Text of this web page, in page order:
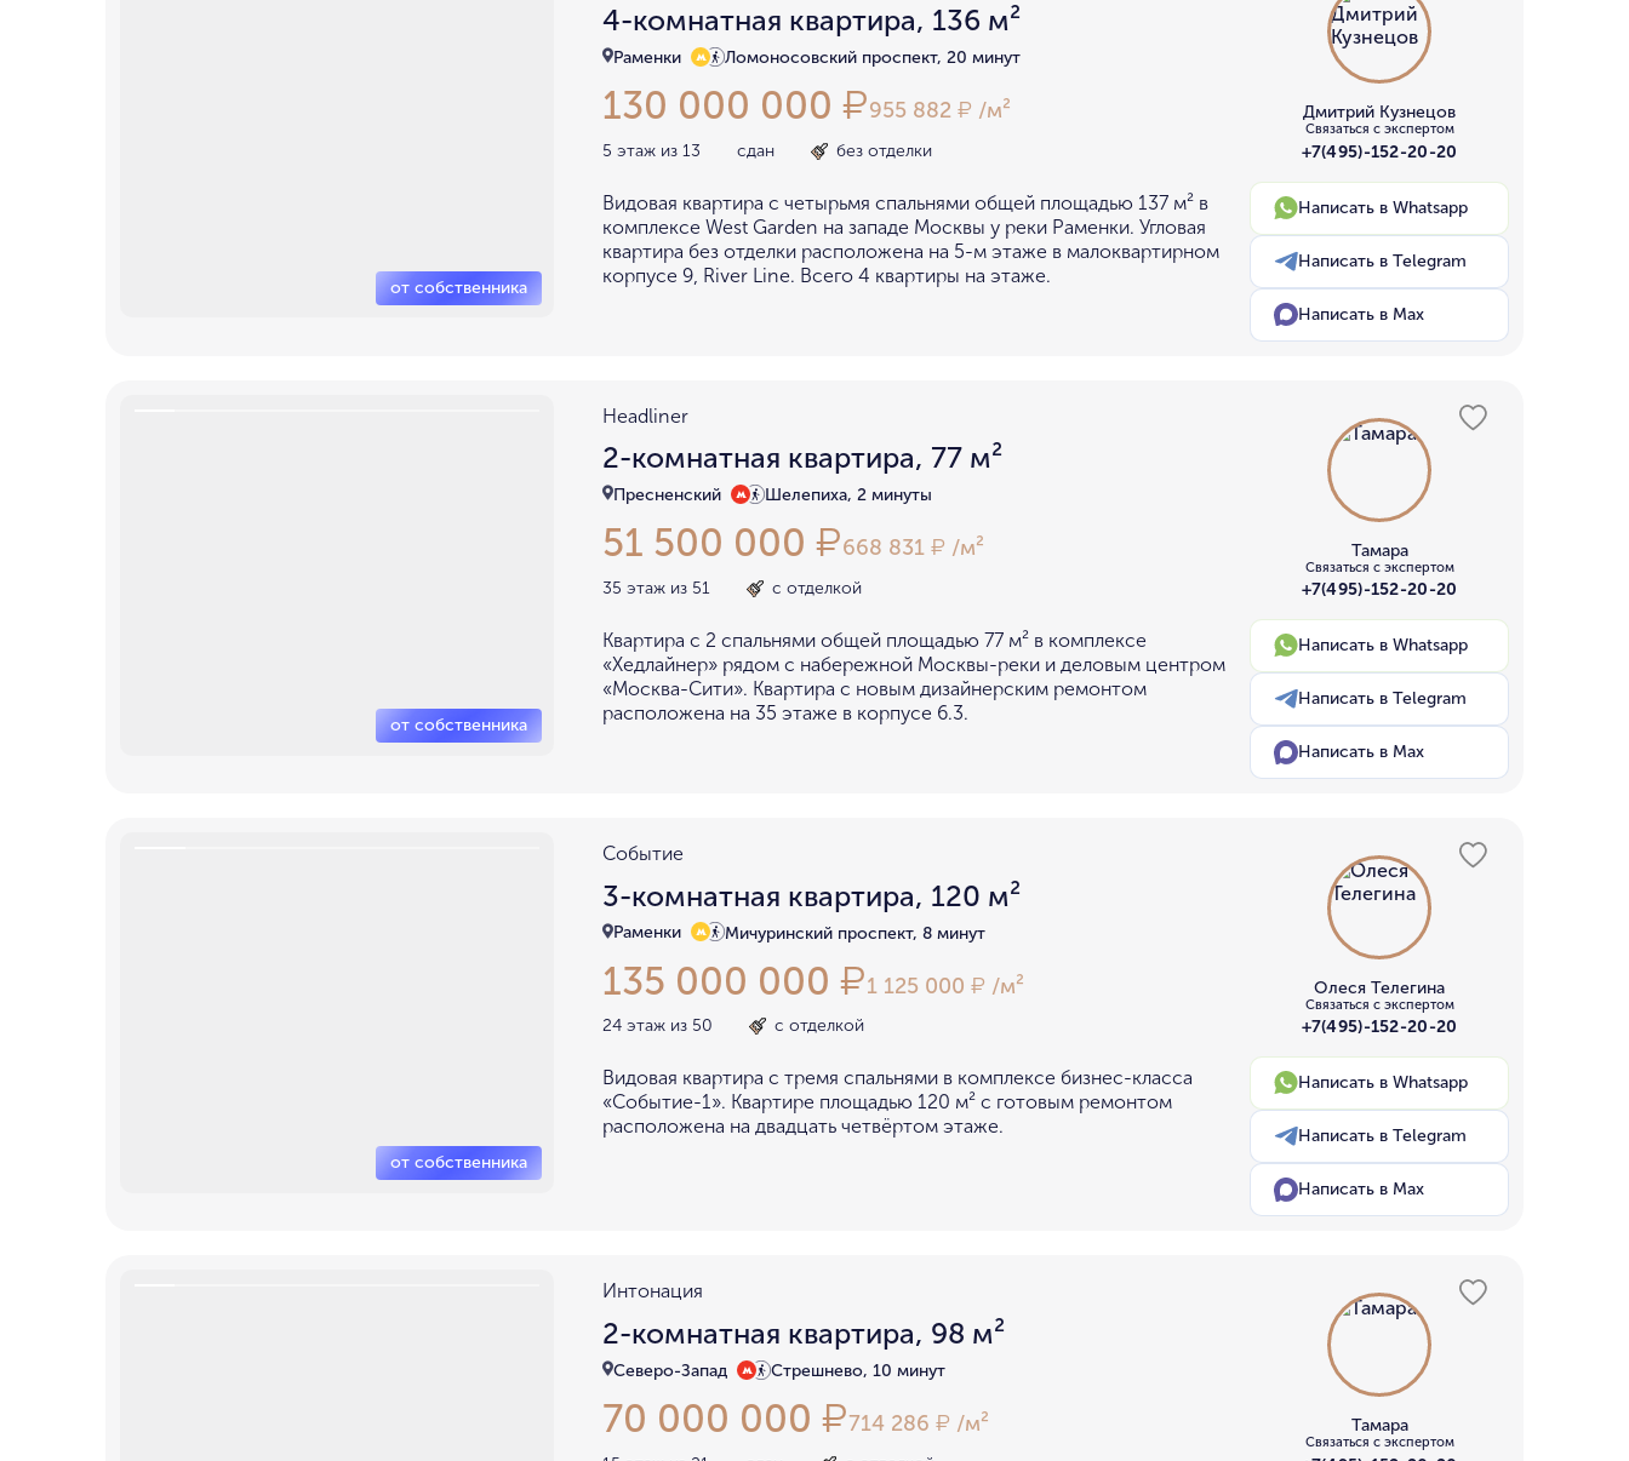
4-комнатная квартира, 136 м²
Раменки Ломоносовский проспект, 20 минут
130 000 000 ₽955 882 ₽ /м²
5 этаж из 13 сдан без отделки
Видовая квартира с четырьмя спальнями общей площадью 137 м² в
комплексе West Garden на западе Москвы у реки Раменки. Угловая
квартира без отделки расположена на 5-м этаже в малоквартирном
корпусе 9, River Line. Всего 4 квартиры на этаже.
Дмитрий Кузнецов
Связаться с экспертом
+7(495)-152-20-20
Написать в Whatsapp
Написать в Telegram
Написать в Max
Headliner
2-комнатная квартира, 77 м²
Пресненский Шелепиха, 2 минуты
51 500 000 ₽668 831 ₽ /м²
35 этаж из 51 с отделкой
Квартира с 2 спальнями общей площадью 77 м² в комплексе
«Хедлайнер» рядом с набережной Москвы-реки и деловым центром
«Москва-Сити». Квартира с новым дизайнерским ремонтом
расположена на 35 этаже в корпусе 6.3.
Тамара
Связаться с экспертом
+7(495)-152-20-20
Написать в Whatsapp
Написать в Telegram
Написать в Max
Событие
3-комнатная квартира, 120 м²
Раменки Мичуринский проспект, 8 минут
135 000 000 ₽1 125 000 ₽ /м²
24 этаж из 50 с отделкой
Видовая квартира с тремя спальнями в комплексе бизнес-класса
«Событие-1». Квартире площадью 120 м² с готовым ремонтом
расположена на двадцать четвёртом этаже.
Олеся Телегина
Связаться с экспертом
+7(495)-152-20-20
Написать в Whatsapp
Написать в Telegram
Написать в Max
Интонация
2-комнатная квартира, 98 м²
Северо-Запад Стрешнево, 10 минут
70 000 000 ₽714 286 ₽ /м² Тамара
Связаться с экспертом